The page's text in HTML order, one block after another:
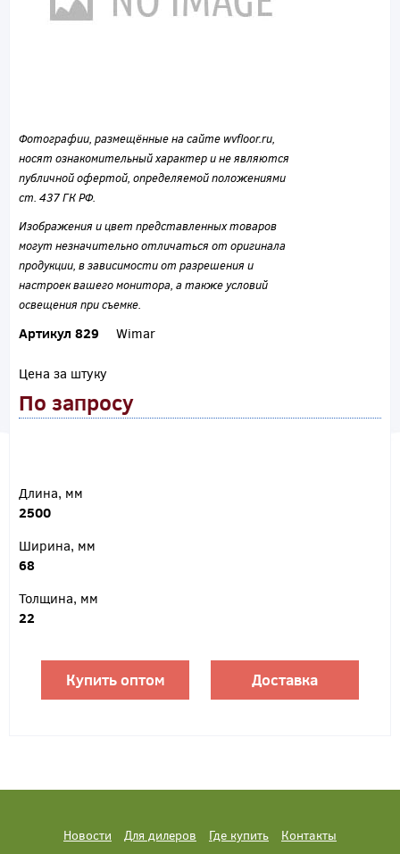
Фотографии, размещённые на сайте wvfloor.ru,
носят ознакомительный характер и не являются
публичной офертой, определяемой положениями
ст. 437 ГК РФ.
Изображения и цвет представленных товаров
могут незначительно отличаться от оригинала
продукции, в зависимости от разрешения и
настроек вашего монитора, а также условий
освещения при съемке.
Артикул 829 Wimar
Цена за штуку
По запросу
Длина, мм
2500
Ширина, мм
68
Толщина, мм
22
Купить оптом Доставка
Новости Для дилеров Где купить
Контакты